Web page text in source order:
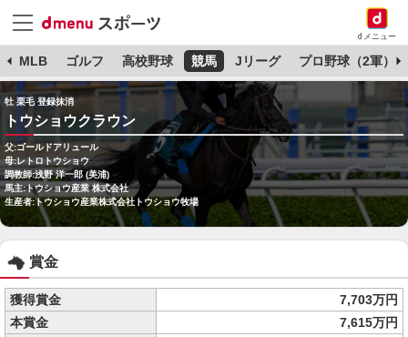
dメニュー
MLB ゴルフ 高校野球 競馬 Jリーグ プロ野球（2軍）
牡 栗毛 登録抹消
トウショウクラウン
父:ゴールドアリュール
母:レトロトウショウ
調教師:浅野 洋一郎 (美浦)
馬主:トウショウ産業 株式会社
生産者:トウショウ産業株式会社トウショウ牧場
賞金
獲得賞金
7,703万円
本賞金
7,615万円